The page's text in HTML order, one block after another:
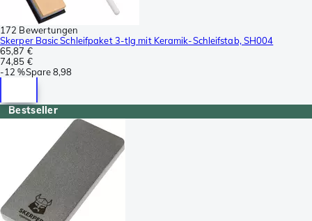
172 Bewertungen
Skerper Basic Schleifpaket 3-tlg mit Keramik-Schleifstab, SH004
65,87 €
74,85 €
-12 %Spare8,98
Bestseller